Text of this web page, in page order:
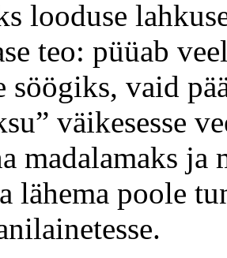
looduse
teo: püüab
vaid
väikesesse
madalamaks
lähema poole